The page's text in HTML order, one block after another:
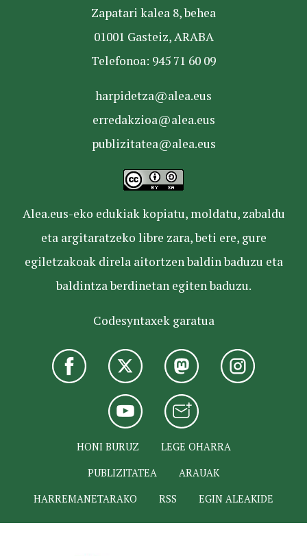
Zapatari kalea 8, behea
01001 Gasteiz, ARABA
Telefonoa: 945 71 60 09
harpidetza@alea.eus
erredakzioa@alea.eus
publizitatea@alea.eus
Alea.eus-eko edukiak kopiatu, moldatu, zabaldu
eta argitaratzeko libre zara, beti ere, gure
egiletzakoak direla aitortzen baldin baduzu eta
baldintza berdinetan egiten baduzu.
Codesyntaxek garatua
HONI BURUZ
LEGE OHARRA
PUBLIZITATEA
ARAUAK
HARREMANETARAKO
RSS EGIN ALEAKIDE